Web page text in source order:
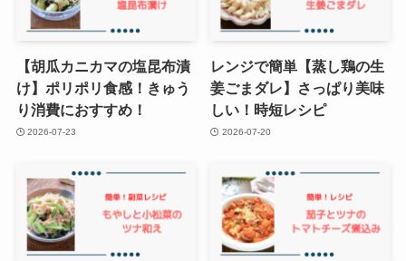
【胡瓜カニカマの塩昆布漬
け】ポリポリ食感！きゅう
り消費におすすめ！
2026-07-23
レンジで簡単【蒸し鶏の生
姜ごまダレ】さっぱり美味
しい！時短レシピ
2026-07-20